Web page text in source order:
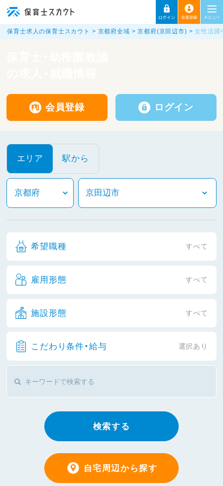
保育士求人の保育士スカウト 京都府全域 京都府(京田辺市) 女性活躍
会員登録 ログイン
エリア 駅から
希望職種 すべて
雇用形態 すべて
施設形態 すべて
こだわり条件・給与 選択あり
検索する
自宅周辺から探す